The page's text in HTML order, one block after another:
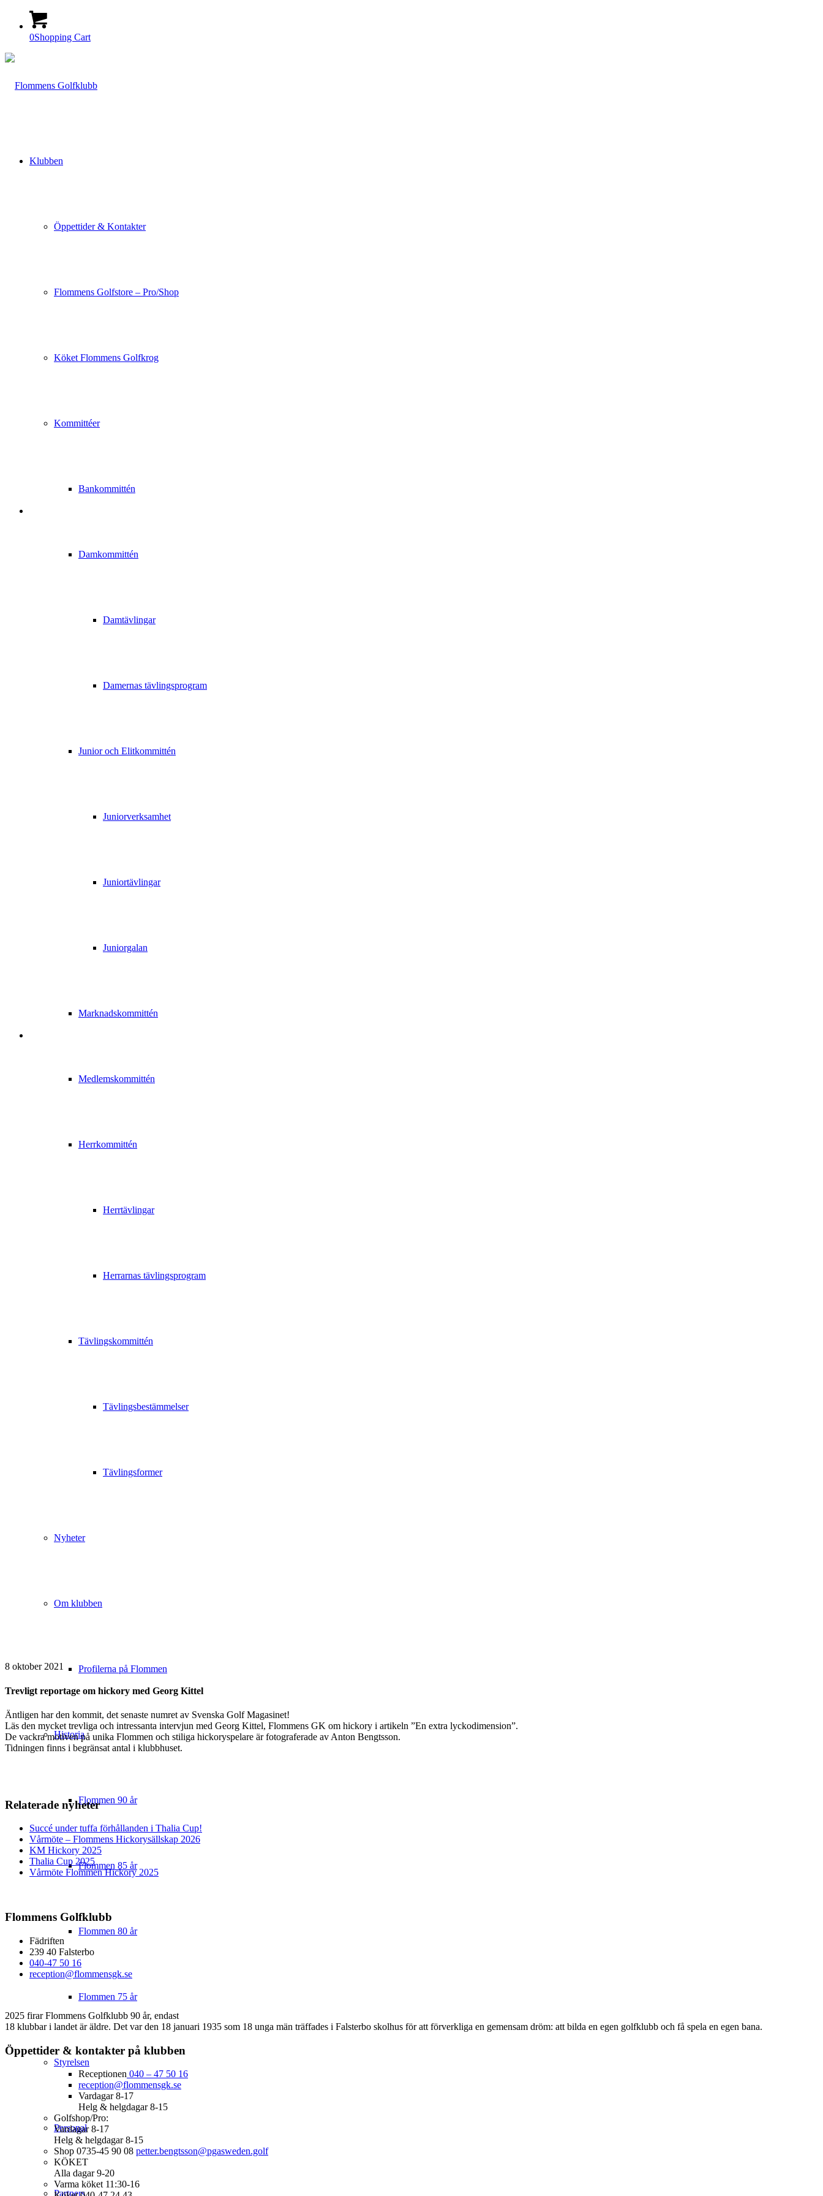
0Shopping Cart
Klubben
Öppettider & Kontakter
Flommens Golfstore – Pro/Shop
Köket Flommens Golfkrog
Kommittéer
Bankommittén
Damkommittén
Damtävlingar
Damernas tävlingsprogram
Junior och Elitkommittén
Juniorverksamhet
Juniortävlingar
Juniorgalan
Marknadskommittén
Medlemskommittén
Herrkommittén
Herrtävlingar
Herrarnas tävlingsprogram
Tävlingskommittén
Tävlingsbestämmelser
Tävlingsformer
Nyheter
Om klubben
Profilerna på Flommen
Historia
Flommen 90 år
Flommen 85 år
Flommen 80 år
Flommen 75 år
Styrelsen
Personal
Partners
8 oktober 2021
Trevligt reportage om hickory med Georg Kittel
Äntligen har den kommit, det senaste numret av Svenska Golf Magasinet!
Läs den mycket trevliga och intressanta intervjun med Georg Kittel, Flommens GK om hickory i artikeln ”En extra lyckodimension”.
De vackra motiven på unika Flommen och stiliga hickoryspelare är fotograferade av Anton Bengtsson.
Tidningen finns i begränsat antal i klubbhuset.
Relaterade nyheter
Succé under tuffa förhållanden i Thalia Cup!
Vårmöte – Flommens Hickorysällskap 2026
KM Hickory 2025
Thalia Cup 2025
Vårmöte Flommen Hickory 2025
Flommens Golfklubb
Fädriften
239 40 Falsterbo
040-47 50 16
reception@flommensgk.se
2025 firar Flommens Golfklubb 90 år, endast
18 klubbar i landet är äldre. Det var den 18 januari 1935 som 18 unga män träffades i Falsterbo skolhus för att förverkliga en gemensam dröm: att bilda en egen golfklubb och få spela en egen bana.
Öppettider & kontakter på klubben
Receptionen 040 – 47 50 16
reception@flommensgk.se
Vardagar 8-17
Helg & helgdagar 8-15
Golfshop/Pro:
Vardagar 8-17
Helg & helgdagar 8-15
Shop 0735-45 90 08 petter.bengtsson@pgasweden.golf
KÖKET
Alla dagar 9-20
Varma köket 11:30-16